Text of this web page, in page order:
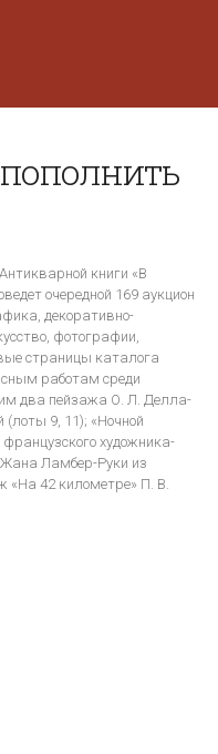
книги «В
очередной 169 аукцион
декоративно-
фотографии,
страницы каталога
работам среди
два пейзажа О. Л. Делла-
(лоты 9, 11); «Ночной
художника-
Ламбер-Руки из
«На 42 километре» П. В.